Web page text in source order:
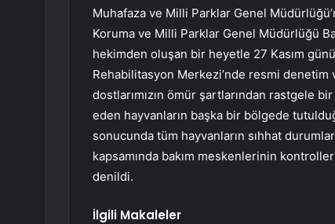
Muhafaza ve Milli Parklar Genel
Koruma ve Milli Parklar Genel Müdürlüğü
hekimden oluşan bir heyetle 27 Kasım
Rehabilitasyon Merkezi’nde resmi
dostlarımızın ömür şartlarından rastgele
eden hayvanların başka bir bölgede
sonucunda tüm hayvanların sıhhat
kapsamında bakım meskenlerinin
denildi.
İlgili Makaleler